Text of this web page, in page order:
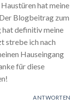
hat meine
Blogbeitrag zum
hat definitiv meine
strebe ich nach
Hauseingang
für diese
ANTWORTEN